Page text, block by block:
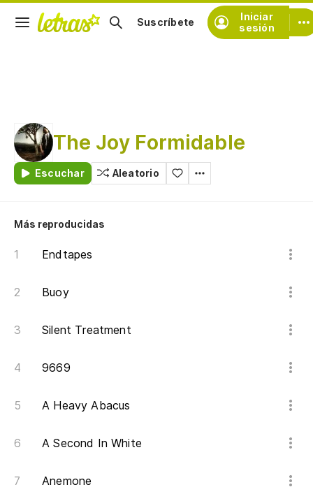
Iniciar
sesión
Suscríbete
The Joy Formidable
Escuchar Aleatorio
Más reproducidas
Endtapes
Buoy
Silent Treatment
9669
A Heavy Abacus
A Second In White
Anemone